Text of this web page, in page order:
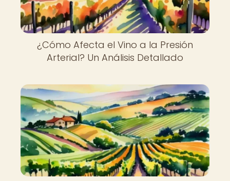
¿Cómo Afecta el Vino a la Presión
Arterial? Un Análisis Detallado